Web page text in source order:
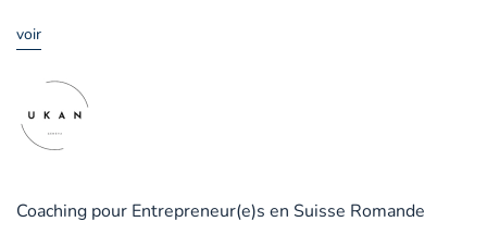
voir
Coaching pour Entrepreneur(e)s en Suisse Romande